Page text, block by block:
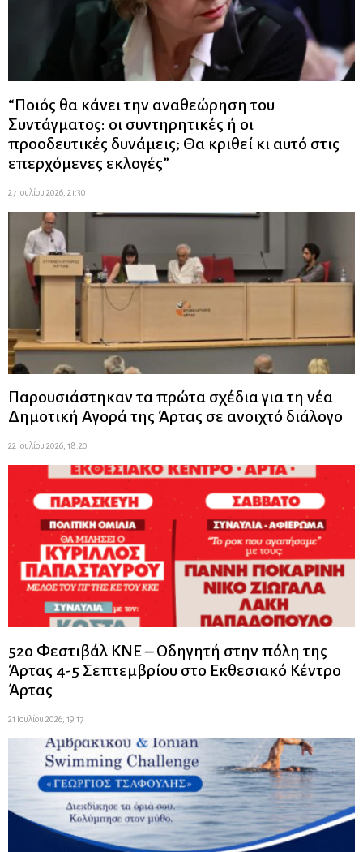
“Ποιός θα κάνει την αναθεώρηση του
Συντάγματος: οι συντηρητικές ή οι
προοδευτικές δυνάμεις; Θα κριθεί κι αυτό στις
επερχόμενες εκλογές”
27 Ιουλίου 2026, 21:30
Παρουσιάστηκαν τα πρώτα σχέδια για τη νέα
Δημοτική Αγορά της Άρτας σε ανοιχτό διάλογο
22 Ιουλίου 2026, 18:20
52ο Φεστιβάλ ΚΝΕ – Οδηγητή στην πόλη της
Άρτας 4-5 Σεπτεμβρίου στο Εκθεσιακό Κέντρο
Άρτας
21 Ιουλίου 2026, 19:17